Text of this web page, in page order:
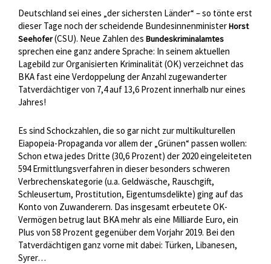
Deutschland sei eines „der sichersten Länder“ – so tönte erst
dieser Tage noch der scheidende BundesinnenministerHorst
Seehofer(CSU). Neue Zahlen des Bundeskriminalamtes
sprechen eine ganz andere Sprache: In seinem aktuellen
Lagebild zur Organisierten Kriminalität (OK) verzeichnet das
BKA fast eine Verdoppelung der Anzahl zugewanderter
Tatverdächtiger von 7,4 auf 13,6 Prozent innerhalb nur eines
Jahres!
Es sind Schockzahlen, die so gar nicht zur multikulturellen
Eiapopeia-Propaganda vor allem der „Grünen“ passen wollen:
Schon etwa jedes Dritte (30,6 Prozent) der 2020 eingeleiteten
594 Ermittlungsverfahren in dieser besonders schweren
Verbrechenskategorie (u.a. Geldwäsche, Rauschgift,
Schleusertum, Prostitution, Eigentumsdelikte) ging auf das
Konto von Zuwanderern. Das insgesamt erbeutete OK-
Vermögen betrug laut BKA mehr als eine Milliarde Euro, ein
Plus von 58 Prozent gegenüber dem Vorjahr 2019. Bei den
Tatverdächtigen ganz vorne mit dabei: Türken, Libanesen,
Syrer…